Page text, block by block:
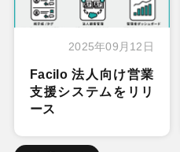
2025年09月12日
Facilo 法人向け営業
支援システムをリリ
ース